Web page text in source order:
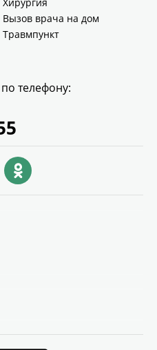
Вызов врача на дом
Травмпункт
по телефону: